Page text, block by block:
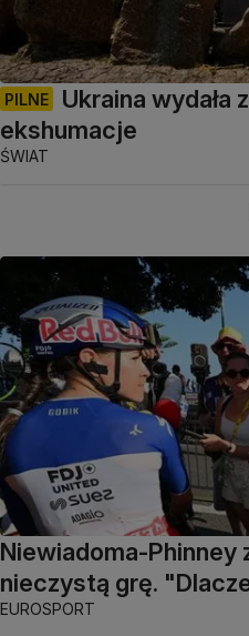
PILNE
Ukraina wydała
ekshumacje
ŚWIAT
Niewiadoma-Phinney
nieczystą grę.
EUROSPORT